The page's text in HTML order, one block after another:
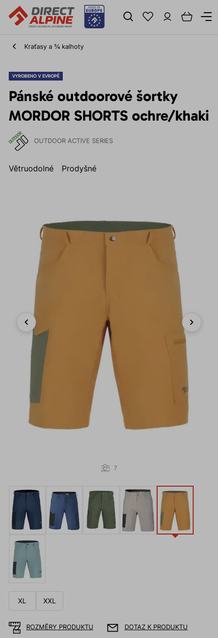
Kraťasy a ¾ kalhoty
VYROBENO V EVROPĚ
Pánské outdoorové šortky
MORDOR SHORTS ochre/khaki
OUTDOOR ACTIVE SERIES
Větruodolné Prodyšné
Previous Next
7
XL XXL
ROZMĚRY PRODUKTU DOTAZ K PRODUKTU